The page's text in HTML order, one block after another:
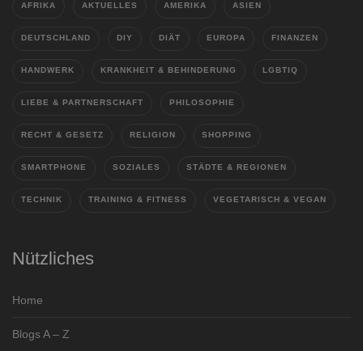
AFRIKA AKTUELLES AMERIKA ASIEN
DEUTSCHLAND DIY DIÄT EUROPA FINANZEN
HANDWERK KRANKHEIT & BEHINDERUNG LGBTIQ
LIEBE & PARTNERSCHAFT PHILOSOPHIE
RECHT & GESETZ RELIGION SHOPPING
SMARTPHONE SOZIALES STÄDTE & REGIONEN
TECHNIK TRAINING & FITNESS VEGETARISCH & VEGAN
Nützliches
Home
Blogs A – Z